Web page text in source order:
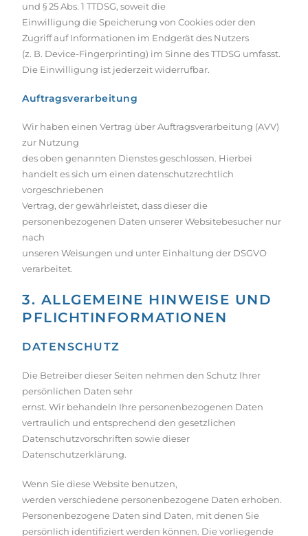
und § 25 Abs. 1 TTDSG, soweit die
Einwilligung die Speicherung von Cookies oder den
Zugriff auf Informationen im Endgerät des Nutzers
(z. B. Device-Fingerprinting) im Sinne des TTDSG umfasst.
Die Einwilligung ist jederzeit widerrufbar.
Auftragsverarbeitung
Wir haben einen Vertrag über Auftragsverarbeitung (AVV)
zur Nutzung
des oben genannten Dienstes geschlossen. Hierbei
handelt es sich um einen datenschutzrechtlich
vorgeschriebenen
Vertrag, der gewährleistet, dass dieser die
personenbezogenen Daten unserer Websitebesucher nur
nach
unseren Weisungen und unter Einhaltung der DSGVO
verarbeitet.
3. ALLGEMEINE HINWEISE UND
PFLICHT­INFORMATIONEN
DATENSCHUTZ
Die Betreiber dieser Seiten nehmen den Schutz Ihrer
persönlichen Daten sehr
ernst. Wir behandeln Ihre personenbezogenen Daten
vertraulich und entsprechend den gesetzlichen
Datenschutzvorschriften sowie dieser
Datenschutzerklärung.
Wenn Sie diese Website benutzen,
werden verschiedene personenbezogene Daten erhoben.
Personenbezogene Daten sind Daten, mit denen Sie
persönlich identifiziert werden können. Die vorliegende